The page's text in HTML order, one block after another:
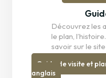
Découvrez les
le plan,
savoir sur le
Guide de visite et
anglais